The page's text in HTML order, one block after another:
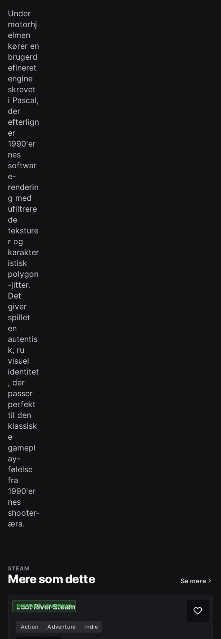
Under
motorhj
elmen
kører en
brugerd
efineret
engine
skrevet
i Pascal,
der
efterlign
er
1990'er
nes
softwar
e-
renderin
g med
ufiltrere
de
teksture
r og
karakter
istisk
polygon
-jitter.
Det
giver
spillet
en
autentis
k, ru
visuel
identitet
, der
passer
perfekt
til den
klassisk
e
gamepl
ay-
følelse
fra
1990'er
nes
shooter-
æra.
STEAM
Mere som dette Se mere
INSTANT LEVERING
Loot River Steam
Action Adventure Indie